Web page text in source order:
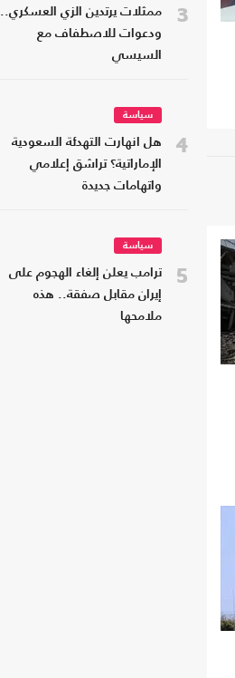
3
ممثلات يرتدين الزي العسكري..
ودعوات للاصطفاف مع
السيسي
4
سياسة
هل انهارت التهدئة السعودية
الإماراتية؟ تراشق إعلامي
واتهامات جديدة
5
سياسة
ترامب يعلن إلغاء الهجوم على
إيران مقابل صفقة.. هذه
ملامحها